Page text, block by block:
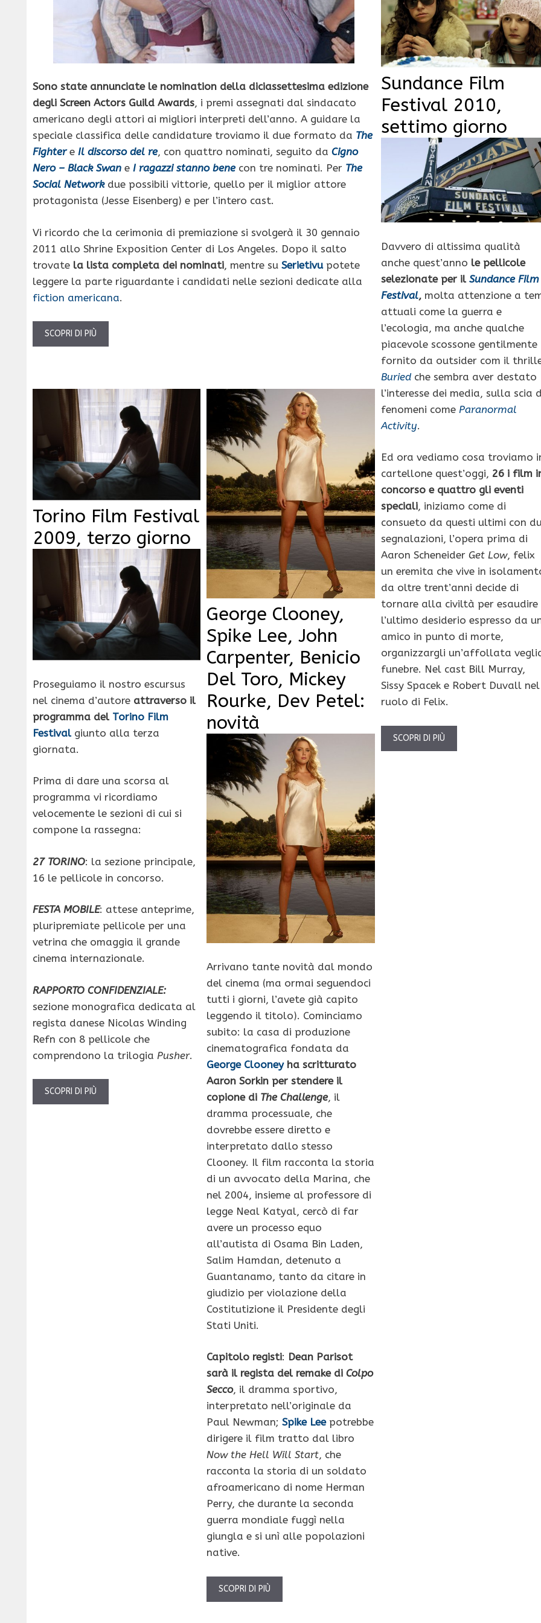
Sono state annunciate le nomination della diciassettesima edizione
degli Screen Actors Guild Awards, i premi assegnati dal sindacato
americano degli attori ai migliori interpreti dell’anno. A guidare la
speciale classifica delle candidature troviamo il due formato da The
Fightere Il discorso del re, con quattro nominati, seguito da Cigno
Nero – Black Swan e I ragazzi stanno benecon tre nominati. Per The
Social Networkdue possibili vittorie, quello per il miglior attore
protagonista (Jesse Eisenberg) e per l’intero cast.
Vi ricordo che la cerimonia di premiazione si svolgerà il 30 gennaio
2011 allo Shrine Exposition Center di Los Angeles. Dopo il salto
trovate la lista completa dei nominati, mentre su Serietivupotete
leggere la parte riguardante i candidati nelle sezioni dedicate alla
fiction americana.
SCOPRI DI PIÙ
Sundance Film
Festival 2010,
settimo giorno
Davvero di altissima qualità
anche quest’anno le pellicole
selezionate per il Sundance Film
Festival,molta attenzione a
attuali come la guerra e
l’ecologia, ma anche qualche
piacevole scossone gentilmente
fornito da outsider com il
Buriedche sembra aver destato
l’interesse dei media, sulla scia
fenomeni come Paranormal
Activity.
Ed ora vediamo cosa troviamo
cartellone quest’oggi, 26 i film
concorso e quattro gli eventi
speciali, iniziamo come di
consueto da questi ultimi con
segnalazioni, l’opera prima di
Aaron Scheneider Get Low, felix
un eremita che vive in
da oltre trent’anni decide di
tornare alla civiltà per esaudire
l’ultimo desiderio espresso da
amico in punto di morte,
organizzargli un’affollata
funebre. Nel cast Bill Murray,
Sissy Spacek e Robert Duvall nel
ruolo di Felix.
SCOPRI DI PIÙ
Torino Film Festival
2009, terzo giorno
Proseguiamo il nostro escursus
nel cinema d’autore attraverso il
programma del Torino Film
Festival giunto alla terza
giornata.
Prima di dare una scorsa al
programma vi ricordiamo
velocemente le sezioni di cui si
compone la rassegna:
27 TORINO: la sezione principale,
16 le pellicole in concorso.
FESTA MOBILE: attese anteprime,
pluripremiate pellicole per una
vetrina che omaggia il grande
cinema internazionale.
RAPPORTO CONFIDENZIALE:
sezione monografica dedicata al
regista danese Nicolas Winding
Refn con 8 pellicole che
comprendono la trilogia Pusher.
SCOPRI DI PIÙ
George Clooney,
Spike Lee, John
Carpenter, Benicio
Del Toro, Mickey
Rourke, Dev Petel:
novità
Arrivano tante novità dal mondo
del cinema (ma ormai seguendoci
tutti i giorni, l’avete già capito
leggendo il titolo). Cominciamo
subito: la casa di produzione
cinematografica fondata da
George Clooney ha scritturato
Aaron Sorkin per stendere il
copione di The Challenge, il
dramma processuale, che
dovrebbe essere diretto e
interpretato dallo stesso
Clooney. Il film racconta la storia
di un avvocato della Marina, che
nel 2004, insieme al professore di
legge Neal Katyal, cercò di far
avere un processo equo
all’autista di Osama Bin Laden,
Salim Hamdan, detenuto a
Guantanamo, tanto da citare in
giudizio per violazione della
Costitutizione il Presidente degli
Stati Uniti.
Capitolo registi: Dean Parisot
sarà il regista del remake diColpo
Secco, il dramma sportivo,
interpretato nell’originale da
Paul Newman;Spike Leepotrebbe
dirigere il film tratto dal libro
Now the Hell Will Start, che
racconta la storia di un soldato
afroamericano di nome Herman
Perry, che durante la seconda
guerra mondiale fuggì nella
giungla e si unì alle popolazioni
native.
SCOPRI DI PIÙ